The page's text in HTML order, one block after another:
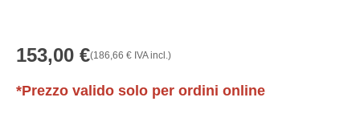
153,00 €(186,66 € IVA incl.)
*Prezzo valido solo per ordini online